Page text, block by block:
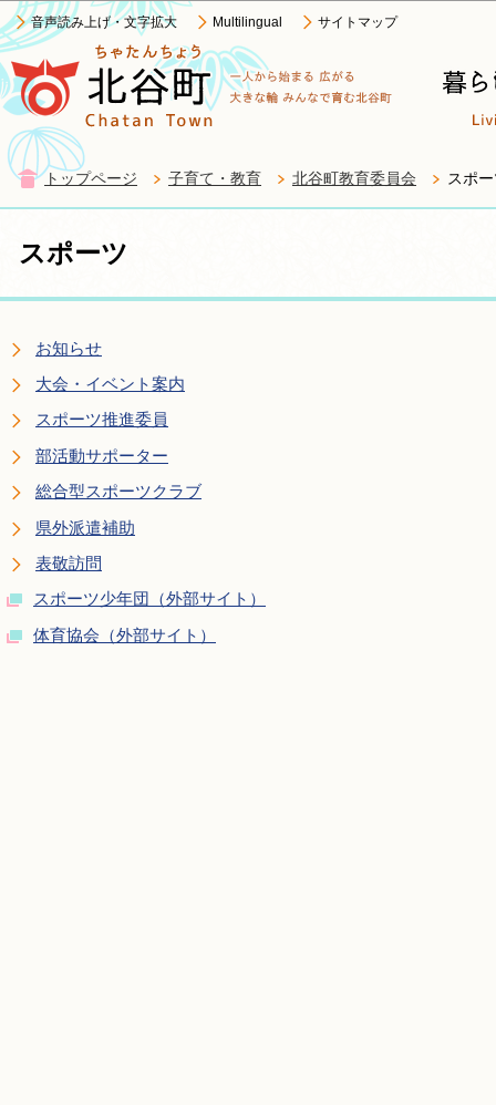
音声読み上げ・文字拡大 Multilingual サイトマップ
トップページ 子育て・教育 北谷町教育委員会 スポ
スポーツ
お知らせ
大会・イベント案内
スポーツ推進委員
部活動サポーター
総合型スポーツクラブ
県外派遣補助
表敬訪問
スポーツ少年団（外部サイト）
体育協会（外部サイト）